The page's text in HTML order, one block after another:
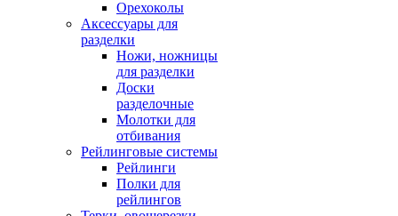
Орехоколы
Аксессуары для
разделки
Ножи, ножницы
для разделки
Доски
разделочные
Молотки для
отбивания
Рейлинговые системы
Рейлинги
Полки для
рейлингов